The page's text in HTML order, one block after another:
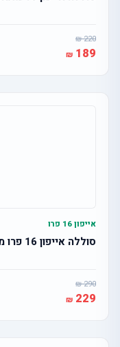
220
189
אייפון 16 פרו
סוללה אייפון 16 פרו מתאקטבת
290
229